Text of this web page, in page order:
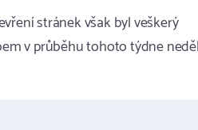
stránek však byl veškerý
v průběhu tohoto týdne